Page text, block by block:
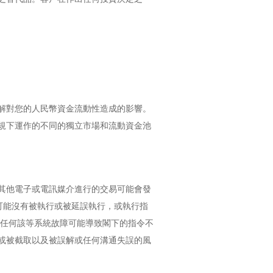
您的人民幣資金流動性造成的影響。
下運作的不同的獨立市場和流動資金池
他電子或電訊媒介進行的交易可能會發
沒有被執行或被延誤執行，或執行指
何該等系統故障可能導致閣下的指令不
被截取以及被誤解或任何溝通失誤的風